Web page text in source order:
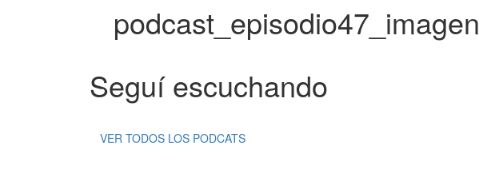
podcast_episodio47_imagen
Seguí escuchando
VER TODOS LOS PODCATS